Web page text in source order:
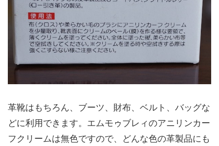
革靴はもちろん、ブーツ、財布、ベルト、バッグな
どに利用できます。エムモゥブレィのアニリンカー
フクリームは無色ですので、どんな色の革製品にも